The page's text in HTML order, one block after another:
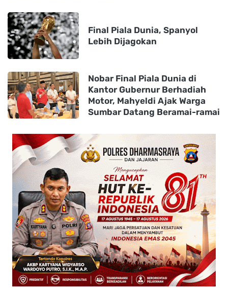
Final Piala Dunia, Spanyol
Lebih Dijagokan
Nobar Final Piala Dunia di
Kantor Gubernur Berhadiah
Motor, Mahyeldi Ajak Warga
Sumbar Datang Beramai-ramai